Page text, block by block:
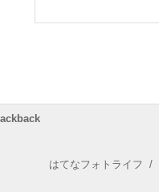
はてなフォトライフ /